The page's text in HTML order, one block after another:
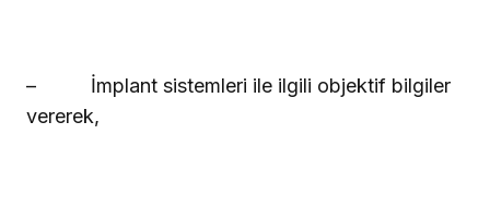
– İmplant sistemleri ile ilgili objektif bilgiler
vererek,